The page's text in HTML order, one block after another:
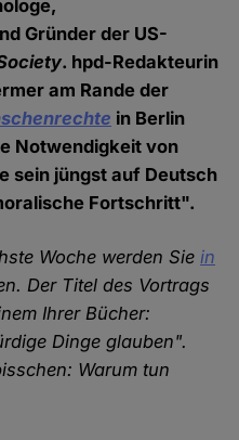
Gründer der US-
. hpd-Redakteurin
am Rande der
in Berlin
Notwendigkeit von
sein jüngst auf Deutsch
Fortschritt".
Woche werden Siein
Der Titel des Vortrags
Ihrer Bücher:
Dinge glauben".
Warum tun